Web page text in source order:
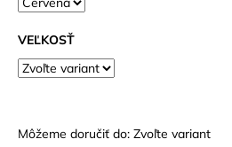
VEĽKOSŤ
Môžeme doručiť do: Zvoľte variant